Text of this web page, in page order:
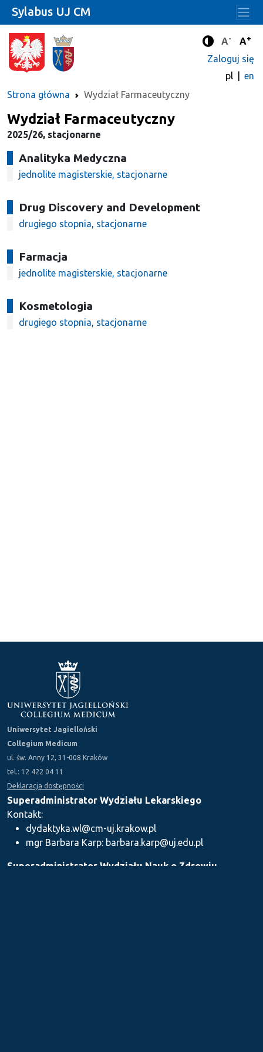
Tryb
A- A+
Zaloguj się
pl
en
Strona główna
Wydział Farmaceutyczny
Sylabus UJ CM
Wydział Farmaceutyczny
2025/26, stacjonarne
Analityka Medyczna
jednolite magisterskie, stacjonarne
Drug Discovery and Development
drugiego stopnia, stacjonarne
Farmacja
jednolite magisterskie, stacjonarne
Kosmetologia
drugiego stopnia, stacjonarne
Uniwersytet Jagielloński
Collegium Medicum
ul. św. Anny 12, 31-008 Kraków
tel.: 12 422 04 11
Deklaracja dostępności
Superadministrator Wydziału Lekarskiego
Kontakt:
dydaktyka.wl@cm-uj.krakow.pl
mgr Barbara Karp: barbara.karp@uj.edu.pl
Superadministrator Wydziału Nauk o Zdrowiu